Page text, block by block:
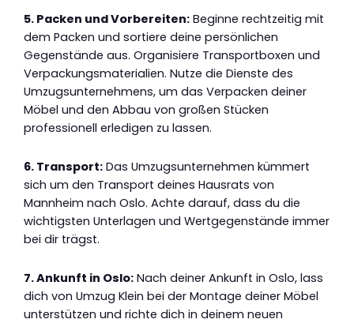
5. Packen und Vorbereiten: Beginne rechtzeitig mit
dem Packen und sortiere deine persönlichen
Gegenstände aus. Organisiere Transportboxen und
Verpackungsmaterialien. Nutze die Dienste des
Umzugsunternehmens, um das Verpacken deiner
Möbel und den Abbau von großen Stücken
professionell erledigen zu lassen.
6. Transport: Das Umzugsunternehmen kümmert
sich um den Transport deines Hausrats von
Mannheim nach Oslo. Achte darauf, dass du die
wichtigsten Unterlagen und Wertgegenstände immer
bei dir trägst.
7. Ankunft in Oslo: Nach deiner Ankunft in Oslo, lass
dich von Umzug Klein bei der Montage deiner Möbel
unterstützen und richte dich in deinem neuen